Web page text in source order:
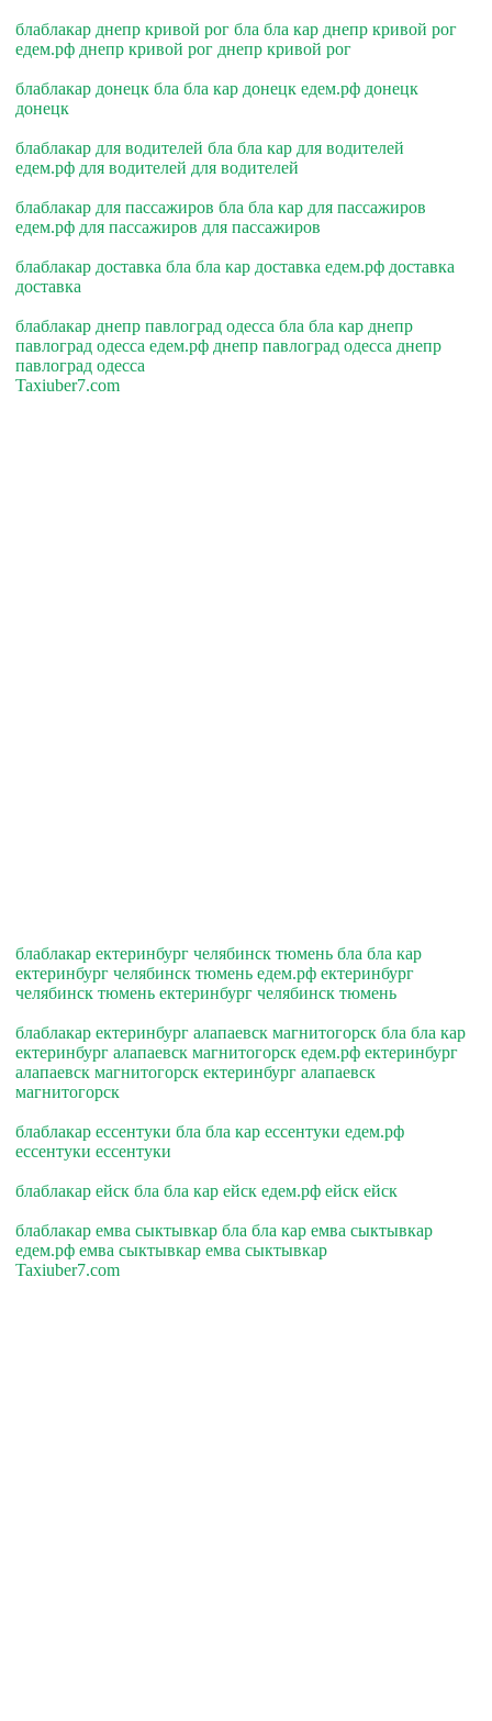
блаблакар днепр кривой рог бла бла кар днепр кривой рог
едем.рф днепр кривой рог днепр кривой рог
блаблакар донецк бла бла кар донецк едем.рф донецк
донецк
блаблакар для водителей бла бла кар для водителей
едем.рф для водителей для водителей
блаблакар для пассажиров бла бла кар для пассажиров
едем.рф для пассажиров для пассажиров
блаблакар доставка бла бла кар доставка едем.рф доставка
доставка
блаблакар днепр павлоград одесса бла бла кар днепр
павлоград одесса едем.рф днепр павлоград одесса днепр
павлоград одесса
Taxiuber7.com
блаблакар ектеринбург челябинск тюмень бла бла кар
ектеринбург челябинск тюмень едем.рф ектеринбург
челябинск тюмень ектеринбург челябинск тюмень
блаблакар ектеринбург алапаевск магнитогорск бла бла кар
ектеринбург алапаевск магнитогорск едем.рф ектеринбург
алапаевск магнитогорск ектеринбург алапаевск
магнитогорск
блаблакар ессентуки бла бла кар ессентуки едем.рф
ессентуки ессентуки
блаблакар ейск бла бла кар ейск едем.рф ейск ейск
блаблакар емва сыктывкар бла бла кар емва сыктывкар
едем.рф емва сыктывкар емва сыктывкар
Taxiuber7.com